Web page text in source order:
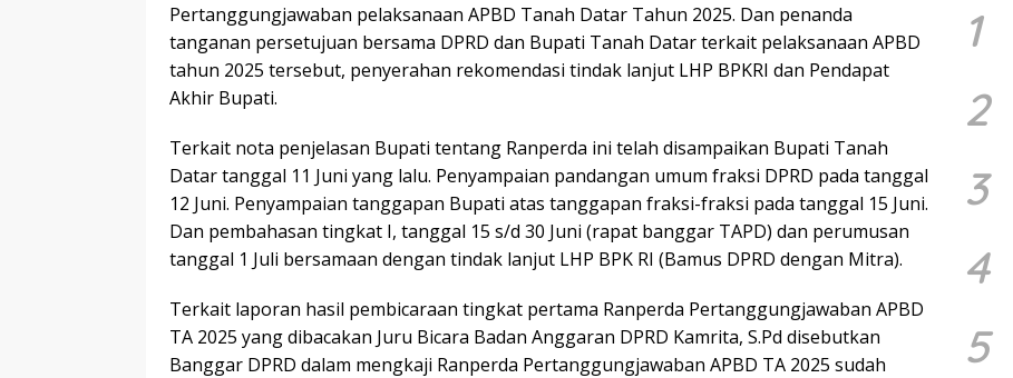
Pertanggungjawaban pelaksanaan APBD Tanah Datar Tahun 2025. Dan penanda
tanganan persetujuan bersama DPRD dan Bupati Tanah Datar terkait pelaksanaan APBD
tahun 2025 tersebut, penyerahan rekomendasi tindak lanjut LHP BPKRI dan Pendapat
Akhir Bupati.
Terkait nota penjelasan Bupati tentang Ranperda ini telah disampaikan Bupati Tanah
Datar tanggal 11 Juni yang lalu. Penyampaian pandangan umum fraksi DPRD pada tanggal
12 Juni. Penyampaian tanggapan Bupati atas tanggapan fraksi-fraksi pada tanggal 15 Juni.
Dan pembahasan tingkat I, tanggal 15 s/d 30 Juni (rapat banggar TAPD) dan perumusan
tanggal 1 Juli bersamaan dengan tindak lanjut LHP BPK RI (Bamus DPRD dengan Mitra).
Terkait laporan hasil pembicaraan tingkat pertama Ranperda Pertanggungjawaban APBD
TA 2025 yang dibacakan Juru Bicara Badan Anggaran DPRD Kamrita, S.Pd disebutkan
Banggar DPRD dalam mengkaji Ranperda Pertanggungjawaban APBD TA 2025 sudah
1
2
3
4
5